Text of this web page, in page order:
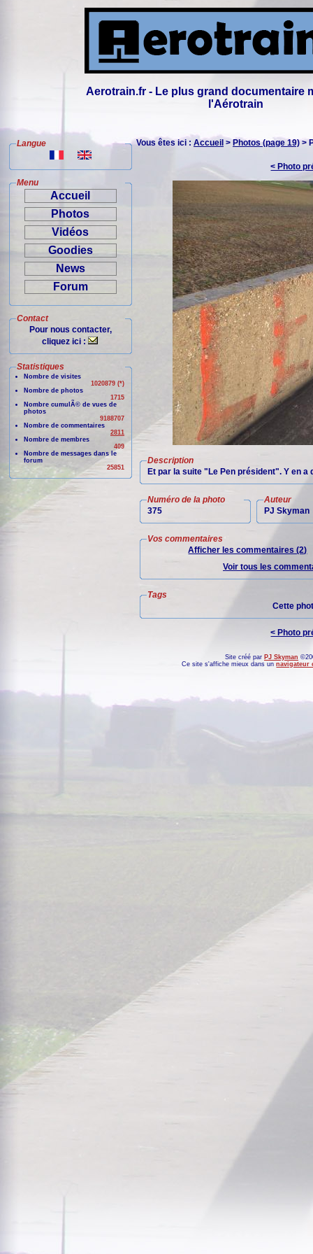
Aerotrain.fr - Le plus grand documentaire
l'Aérotrain
Langue
Menu
Accueil
Photos
Vidéos
Goodies
News
Forum
Contact
Pour nous contacter,
cliquez ici :
Statistiques
Nombre de visites
1020879 (*)
Nombre de photos
1715
Nombre cumulÃ© de vues de
photos
9188707
Nombre de commentaires
2811
Nombre de membres
409
Nombre de messages dans le
forum
25851
Vous êtes ici : Accueil > Photos (page 19) >
< Photo
Description
Et par la suite "Le Pen président". Y en a
Numéro de la photo
375
Auteur
PJ Skyman
Vos commentaires
Afficher les commentaires (2)
Voir tous les
Tags
Cette
< Photo
Site créé par PJ Skyman
Ce site s'affiche mieux dans unnavigateur